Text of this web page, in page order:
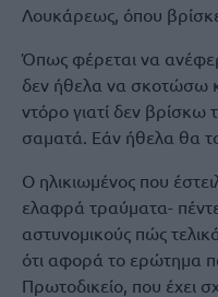
Λουκάρεως, όπου
Όπως φέρεται να
δεν ήθελα να σκοτώσω
ντόρο γιατί δεν
σαματά. Εάν ήθελα θα
Ο ηλικιωμένος που
ελαφρά τραύματα-
αστυνομικούς πώς
ότι αφορά το ερώτημα
Πρωτοδικείο, που έχει